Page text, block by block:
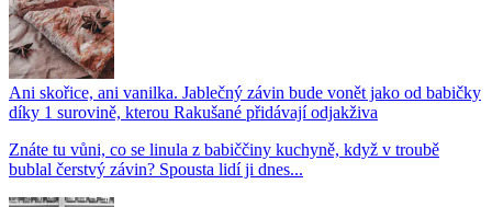
Ani skořice, ani vanilka. Jablečný závin bude vonět jako od babičky
díky 1 surovině, kterou Rakušané přidávají odjakživa
Znáte tu vůni, co se linula z babiččiny kuchyně, když v troubě
bublal čerstvý závin? Spousta lidí ji dnes...